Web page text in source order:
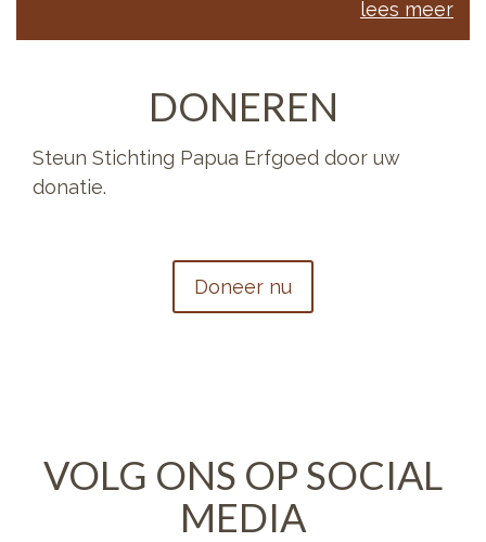
lees meer
DONEREN
Steun Stichting Papua Erfgoed door uw
donatie.
Doneer nu
VOLG ONS OP SOCIAL
MEDIA